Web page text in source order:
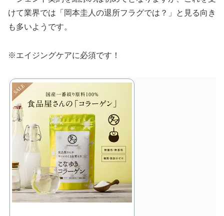
けて業界では「岡本圭人の退所フラグでは？」と見る向き
も多いようです。
※エイジングケアに必須です！